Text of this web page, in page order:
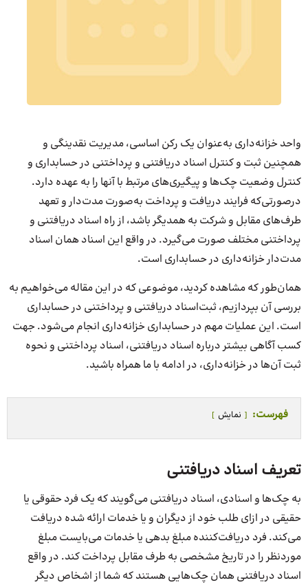
واحد خزانه‌داری به‌عنوان یک رکن اساسی، مدیریت نقدینگی و
همچنین ثبت‌ و کنترل اسناد دریافتنی و پرداختنی در حسابداری و
کنترل وضعیت چک‌ها و پیگیری‌های مرتبط با آنها را به عهده دارد.
درصورتی‌که فرایند دریافت و پرداخت به‌صورت مدت‌دار و تعهد
طرف‌های مقابل و شرکت به همدیگر باشد، از راه اسناد دریافتنی و
پرداختنی مختلف صورت می‌گیرد. در واقع این اسناد همان اسناد
مدت‌دار خزانه‌داری در حسابداری است.
همان‌طور که مشاهده کردید، موضوعی که در این مقاله می‌خواهیم به
بررسی آن بپردازیم، ثبت‌اسناد دریافتنی و پرداختنی در حسابداری
است. این عملیات مهم در حسابداری خزانه‌داری انجام می‌شود. جهت
کسب آگاهی بیشتر درباره اسناد دریافتنی، اسناد پرداختنی و نحوه
ثبت آن‌ها در خزانه‌داری، در ادامه با ما همراه باشید.
فهرست: نمایش
تعریف اسناد دریافتنی
به چک‌ها و اسنادی، اسناد دریافتنی می‌گویند که یک فرد حقوقی یا
حقیقی در ازای طلب خود از دیگران و یا خدمات ارائه شده دریافت
می‌کند. فرد دریافت‌کننده مبلغ بدهی یا خدمات می‌بایست مبلغ
موردنظر را در تاریخ مشخصی به طرف مقابل پرداخت کند. در واقع
اسناد دریافتنی همان چک‌هایی هستند که شما از اشخاص دیگر